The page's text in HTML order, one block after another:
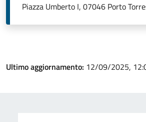
Piazza Umberto I, 07046 Porto
Ultimo aggiornamento: 12/09/2025,